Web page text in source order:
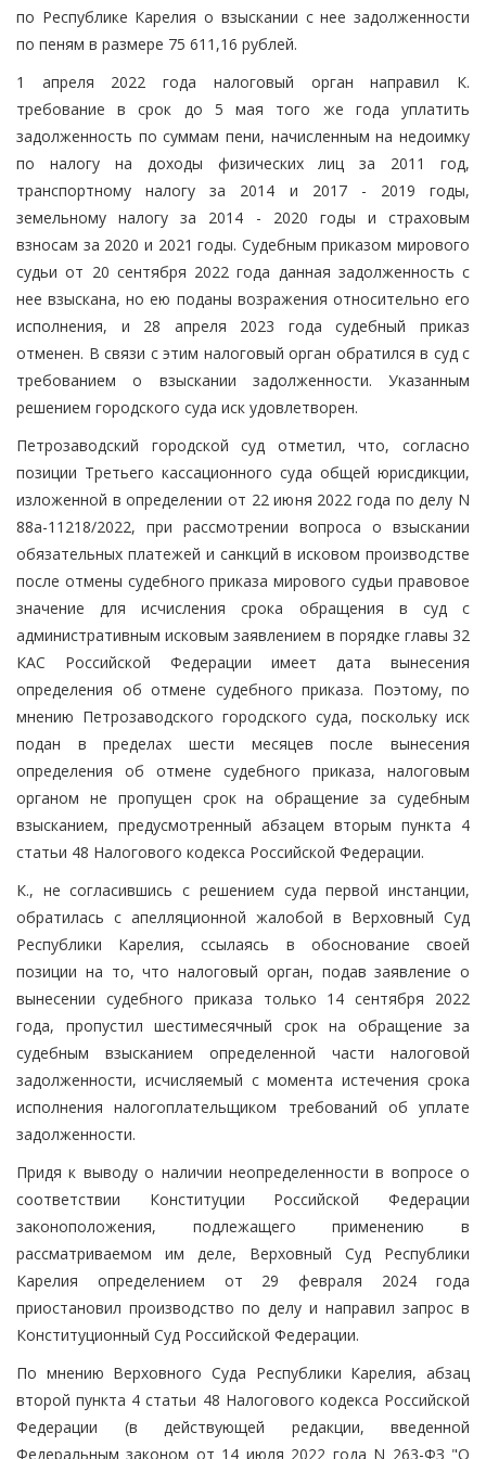
по Республике Карелия о взыскании с нее задолженности
по пеням в размере 75 611,16 рублей.
1 апреля 2022 года налоговый орган направил К.
требование в срок до 5 мая того же года уплатить
задолженность по суммам пени, начисленным на недоимку
по налогу на доходы физических лиц за 2011 год,
транспортному налогу за 2014 и 2017 - 2019 годы,
земельному налогу за 2014 - 2020 годы и страховым
взносам за 2020 и 2021 годы. Судебным приказом мирового
судьи от 20 сентября 2022 года данная задолженность с
нее взыскана, но ею поданы возражения относительно его
исполнения, и 28 апреля 2023 года судебный приказ
отменен. В связи с этим налоговый орган обратился в суд с
требованием о взыскании задолженности. Указанным
решением городского суда иск удовлетворен.
Петрозаводский городской суд отметил, что, согласно
позиции Третьего кассационного суда общей юрисдикции,
изложенной в определении от 22 июня 2022 года по делу N
88а-11218/2022, при рассмотрении вопроса о взыскании
обязательных платежей и санкций в исковом производстве
после отмены судебного приказа мирового судьи правовое
значение для исчисления срока обращения в суд с
административным исковым заявлением в порядке главы 32
КАС Российской Федерации имеет дата вынесения
определения об отмене судебного приказа. Поэтому, по
мнению Петрозаводского городского суда, поскольку иск
подан в пределах шести месяцев после вынесения
определения об отмене судебного приказа, налоговым
органом не пропущен срок на обращение за судебным
взысканием, предусмотренный абзацем вторым пункта 4
статьи 48 Налогового кодекса Российской Федерации.
К., не согласившись с решением суда первой инстанции,
обратилась с апелляционной жалобой в Верховный Суд
Республики Карелия, ссылаясь в обоснование своей
позиции на то, что налоговый орган, подав заявление о
вынесении судебного приказа только 14 сентября 2022
года, пропустил шестимесячный срок на обращение за
судебным взысканием определенной части налоговой
задолженности, исчисляемый с момента истечения срока
исполнения налогоплательщиком требований об уплате
задолженности.
Придя к выводу о наличии неопределенности в вопросе о
соответствии Конституции Российской Федерации
законоположения, подлежащего применению в
рассматриваемом им деле, Верховный Суд Республики
Карелия определением от 29 февраля 2024 года
приостановил производство по делу и направил запрос в
Конституционный Суд Российской Федерации.
По мнению Верховного Суда Республики Карелия, абзац
второй пункта 4 статьи 48 Налогового кодекса Российской
Федерации (в действующей редакции, введенной
Федеральным законом от 14 июля 2022 года N 263-ФЗ "О